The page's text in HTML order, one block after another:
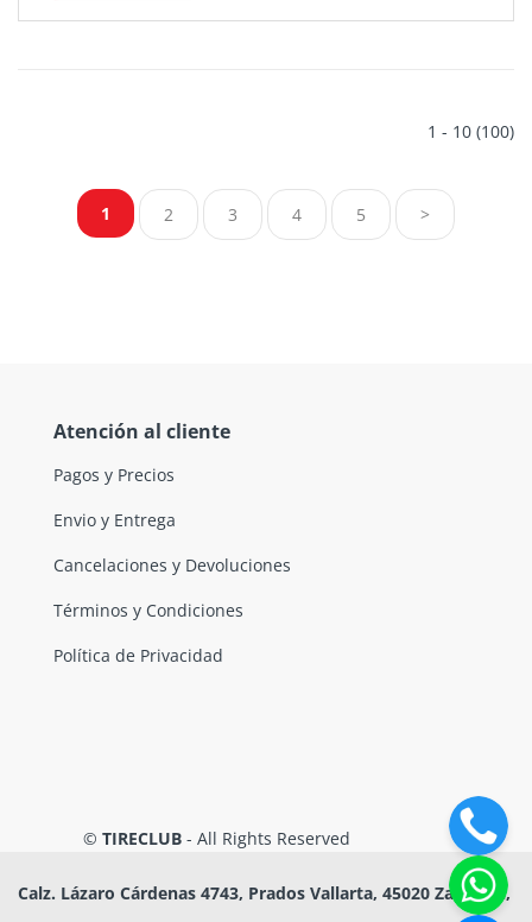
1 - 10 (100)
1 2 3 4 5 >
Atención al cliente
Pagos y Precios
Envio y Entrega
Cancelaciones y Devoluciones
Términos y Condiciones
Política de Privacidad
© TIRECLUB - All Rights Reserved
Calz. Lázaro Cárdenas 4743, Prados Vallarta, 45020 Zapopan,